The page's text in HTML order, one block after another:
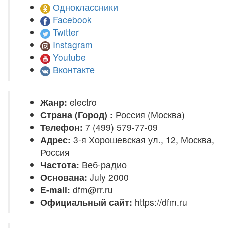
Одноклассники
Facebook
Twitter
Instagram
Youtube
Вконтакте
Жанр: electro
Страна (Город) : Россия (Москва)
Телефон: 7 (499) 579-77-09
Адрес: 3-я Хорошевская ул., 12, Москва,
Россия
Частота: Веб-радио
Основана: July 2000
E-mail: dfm@rr.ru
Официальный сайт: https://dfm.ru